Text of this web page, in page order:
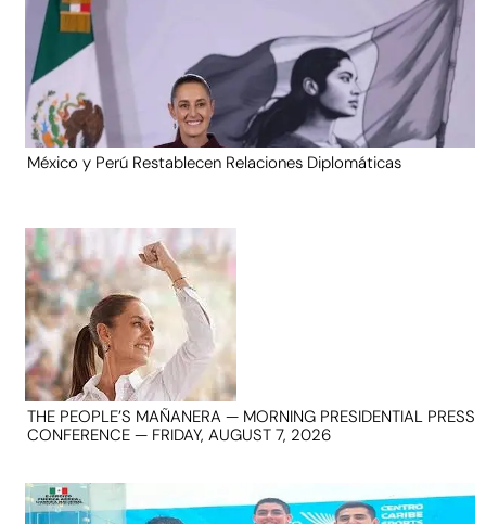
México y Perú Restablecen Relaciones Diplomáticas
THE PEOPLE’S MAÑANERA — MORNING PRESIDENTIAL PRESS
CONFERENCE — FRIDAY, AUGUST 7, 2026